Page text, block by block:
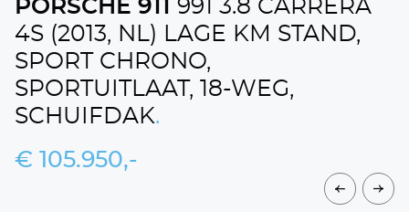
DIENSTEN
HOME
AANBOD
PORSCHE 911 991 3.8 CARRERA
4S (2013, NL) LAGE KM STAND,
SPORT CHRONO,
SPORTUITLAAT, 18-WEG,
SCHUIFDAK.
€ 105.950,-